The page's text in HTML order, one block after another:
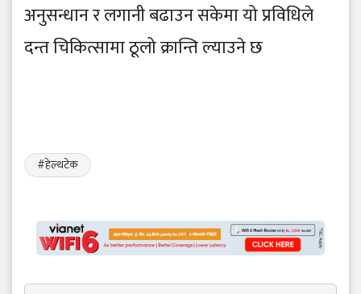
अनुसन्धान र लगानी बढाउन सकेमा यो प्रविधिले
दन्त चिकित्सामा ठूलो क्रान्ति ल्याउने छ
#हेल्थटेक